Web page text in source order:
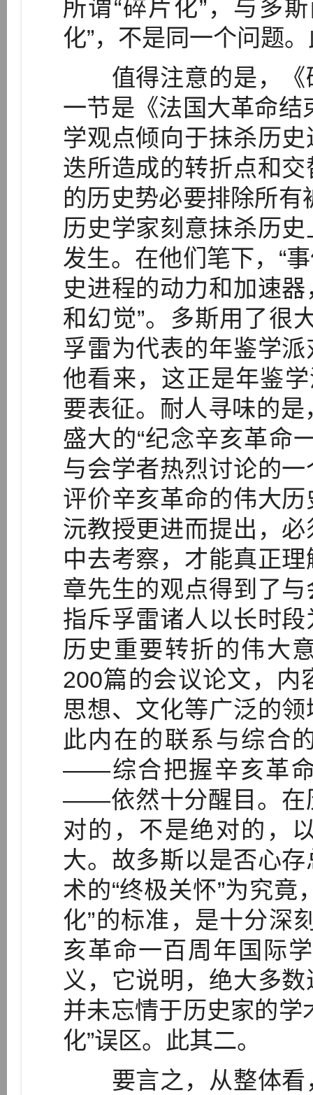
所谓“碎片化”，与多
化”，不是同一个问题
值得注意的是，《
一节是《法国大革命结
学观点倾向于抹杀历
迭所造成的转折点和
的历史势必要排除所有
历史学家刻意抹杀历
发生。在他们笔下，“
史进程的动力和加速
和幻觉”。多斯用了很
孚雷为代表的年鉴学
他看来，这正是年鉴
要表征。耐人寻味的
盛大的“纪念辛亥革命
与会学者热烈讨论的
评价辛亥革命的伟大
沅教授更进而提出，
中去考察，才能真正
章先生的观点得到了
指斥孚雷诸人以长时
历史重要转折的伟大
200篇的会议论文，内
思想、文化等广泛的
此内在的联系与综合
——综合把握辛亥革
——依然十分醒目。在
对的，不是绝对的，
大。故多斯以是否心
术的“终极关怀”为究竟
化”的标准，是十分深
亥革命一百周年国际
义，它说明，绝大多
并未忘情于历史家的学
化”误区。此其二。
要言之，从整体看